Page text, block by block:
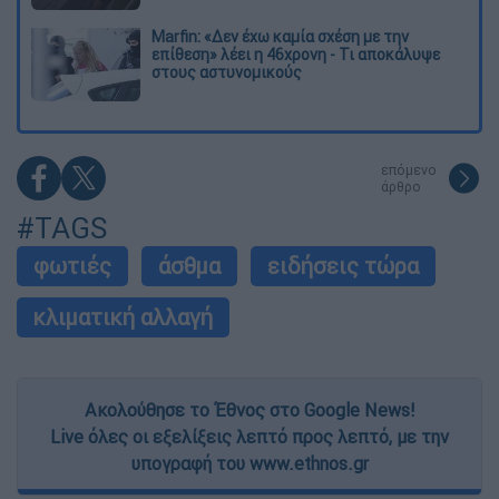
Marfin: «Δεν έχω καμία σχέση με την
επίθεση» λέει η 46χρονη - Τι αποκάλυψε
στους αστυνομικούς
επόμενο
άρθρο
#TAGS
φωτιές άσθμα
ειδήσεις τώρα
κλιματική αλλαγή
Ακολούθησε το Έθνος στο Google News!
Live όλες οι εξελίξεις λεπτό προς λεπτό, με την
υπογραφή του www.ethnos.gr